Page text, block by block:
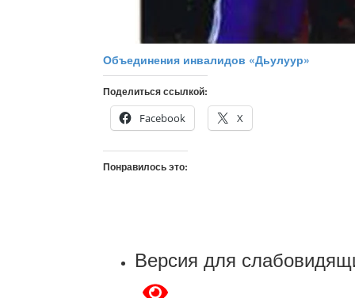
Объединения инвалидов «Дьулуур»
Поделиться ссылкой:
Facebook
X
Понравилось это:
Версия для